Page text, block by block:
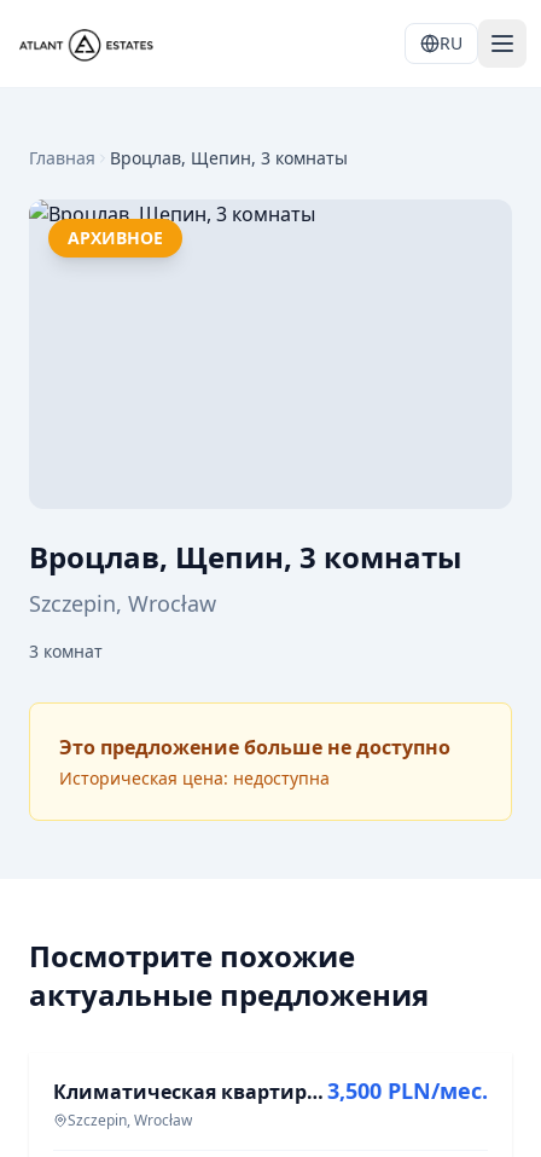
RU
Главная Вроцлав, Щепин, 3 комнаты
АРХИВНОЕ
Вроцлав, Щепин, 3 комнаты
Szczepin, Wrocław
3 комнат
Это предложение больше не доступно
Историческая цена: недоступна
Посмотрите похожие
актуальные предложения
АРЕНДА
Климатическая квартира в центре города | 2 комн. | Отдельная кухня
Szczepin, Wrocław
3,500 PLN/мес.